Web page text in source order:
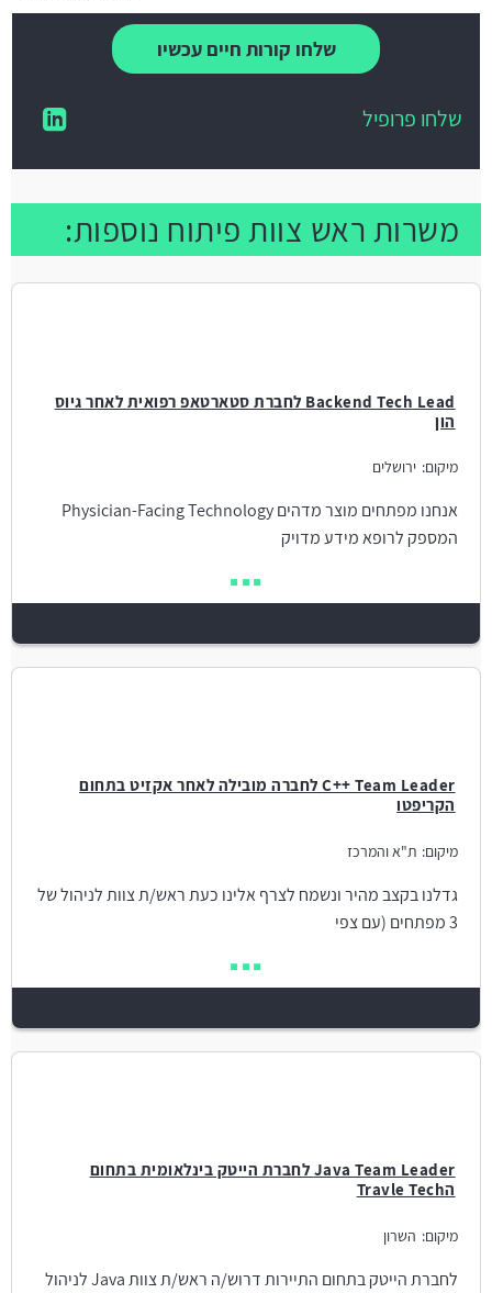
שלחו קורות חיים עכשיו
שלחו פרופיל
משרות ראש צוות פיתוח נוספות:
Backend Tech Lead לחברת סטארטאפ רפואית לאחר גיוס
הון
מיקום: ירושלים
אנחנו מפתחים מוצר מדהים Physician-Facing Technology
המספק לרופא מידע מדויק
C++ Team Leader לחברה מובילה לאחר אקזיט בתחום
הקריפטו
מיקום: ת"א והמרכז
גדלנו בקצב מהיר ונשמח לצרף אלינו כעת ראש/ת צוות לניהול של
3 מפתחים (עם צפי
Java Team Leader לחברת הייטק בינלאומית בתחום
הTravle Tech
מיקום: השרון
לחברת הייטק בתחום התיירות דרוש/ה ראש/ת צוות Java לניהול